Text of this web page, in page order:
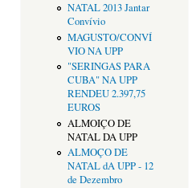
NATAL 2013 Jantar
Convívio
MAGUSTO/CONVÍ
VIO NA UPP
"SERINGAS PARA
CUBA" NA UPP
RENDEU 2.397,75
EUROS
ALMOIÇO DE
NATAL DA UPP
ALMOÇO DE
NATAL dA UPP - 12
de Dezembro